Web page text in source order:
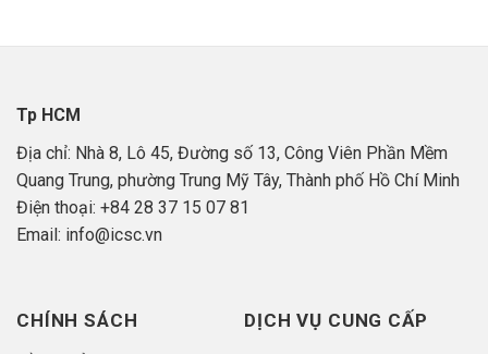
Tp HCM
Địa chỉ: Nhà 8, Lô 45, Đường số 13, Công Viên Phần Mềm
Quang Trung, phường Trung Mỹ Tây, Thành phố Hồ Chí Minh
Điện thoại: +84 28 37 15 07 81
Email: info@icsc.vn
CHÍNH SÁCH DỊCH VỤ CUNG CẤP